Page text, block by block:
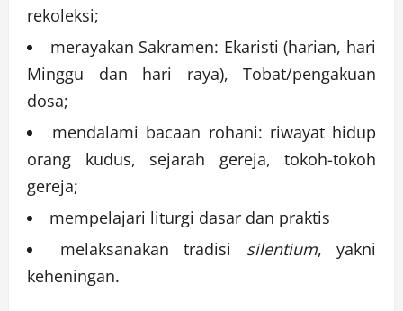
rekoleksi;
merayakan Sakramen: Ekaristi (harian, hari
Minggu dan hari raya), Tobat/pengakuan
dosa;
mendalami bacaan rohani: riwayat hidup
orang kudus, sejarah gereja, tokoh-tokoh
gereja;
mempelajari liturgi dasar dan praktis
melaksanakan tradisi silentium, yakni
keheningan.